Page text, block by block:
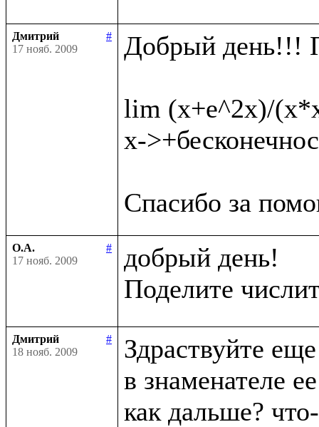
Дмитрий
#
17 нояб. 2009
Добрый день!!!
lim (x+e^2x)/
x-
О.А.
#
17 нояб. 2009
добрый день!
Поделите
Дмитрий
#
18 нояб. 2009
Здраствуйте
в знаменателе
как дальше?